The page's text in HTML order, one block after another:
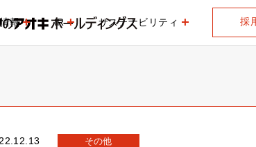
報 IR サステナビリティ 採
その他